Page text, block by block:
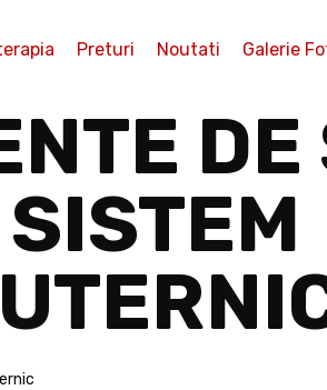
Preturi Noutati Galerie
DE